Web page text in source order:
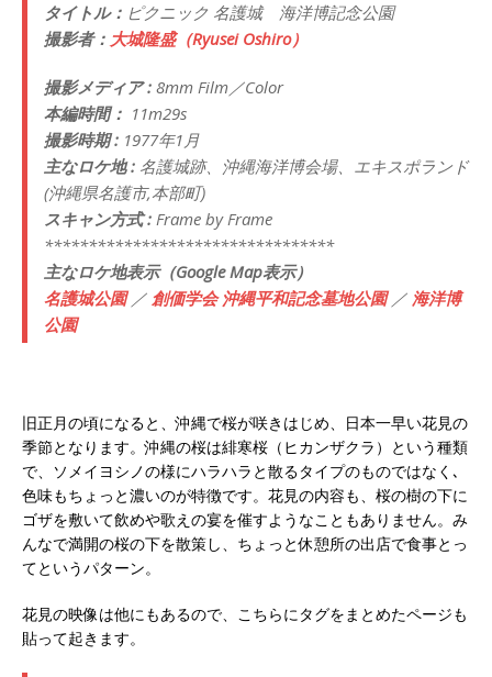
タイトル： ピクニック 名護城 海洋博記念公園
撮影者： 大城隆盛（Ryusei Oshiro）
撮影メディア : 8mm Film／Color
本編時間： 11m29s
撮影時期 : 1977年1月
主なロケ地 : 名護城跡、沖縄海洋博会場、エキスポランド
(沖縄県名護市,本部町)
スキャン方式 : Frame by Frame
*********************************
主なロケ地表示（Google Map表示）
名護城公園／ 創価学会 沖縄平和記念墓地公園／ 海洋博
公園
旧正月の頃になると、沖縄で桜が咲きはじめ、日本一早い花見の
季節となります。沖縄の桜は緋寒桜（ヒカンザクラ）という種類
で、ソメイヨシノの様にハラハラと散るタイプのものではなく､
色味もちょっと濃いのが特徴です。花見の内容も、桜の樹の下に
ゴザを敷いて飲めや歌えの宴を催すようなこともありません。み
んなで満開の桜の下を散策し、ちょっと休憩所の出店で食事とっ
てというパターン。
花見の映像は他にもあるので、こちらにタグをまとめたページも
貼って起きます。